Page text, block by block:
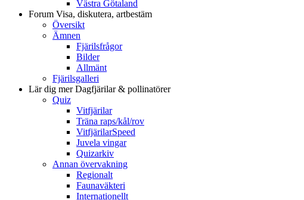
Västra Götaland
Forum Visa, diskutera, artbestäm
Översikt
Ämnen
Fjärilsfrågor
Bilder
Allmänt
Fjärilsgalleri
Lär dig merDagfjärilar & pollinatörer
Quiz
Vitfjärilar
Träna raps/kål/rov
VitfjärilarSpeed
Juvela vingar
Quizarkiv
Annan övervakning
Regionalt
Faunaväkteri
Internationellt